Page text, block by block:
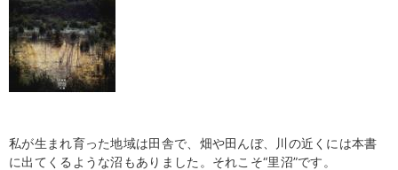
私が生まれ育った地域は田舎で、畑や田んぼ、川の近くには本書
に出てくるような沼もありました。それこそ“里沼”です。